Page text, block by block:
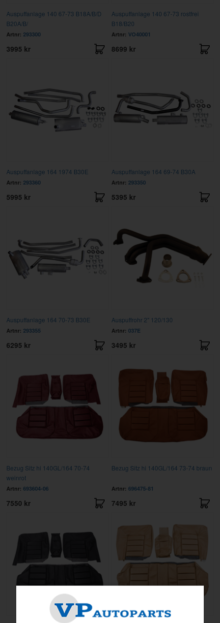
Auspuffanlage 140 67-73 B18A/B/D
B20A/B/
Artnr: 293300
3995 kr
Auspuffanlage 140 67-73 rostfrei
B18/B20
Artnr: VO40001
8699 kr
Auspuffanlage 164 1974 B30E
Artnr: 293360
5995 kr
Auspuffanlage 164 69-74 B30A
Artnr: 293350
5395 kr
Auspuffanlage 164 70-73 B30E
Artnr: 293355
6295 kr
Auspuffrohr 2" 120/130
Artnr: 037E
3495 kr
Bezug Sitz hi 140GL/164 70-74
weinrot
Artnr: 693604-06
7550 kr
Bezug Sitz hi 140GL/164 73-74 braun
Artnr: 696475-81
7495 kr